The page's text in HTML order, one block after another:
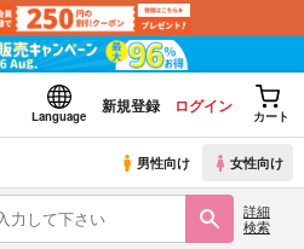
Language
新規登録 ログイン
カート
男性向け 女性向け
詳細
検索